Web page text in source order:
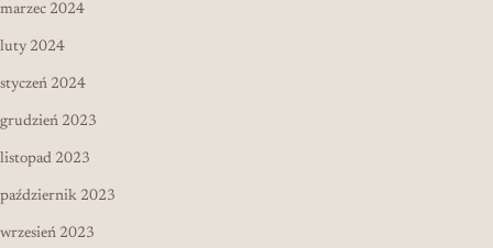
marzec 2024
luty 2024
styczeń 2024
grudzień 2023
listopad 2023
październik 2023
wrzesień 2023